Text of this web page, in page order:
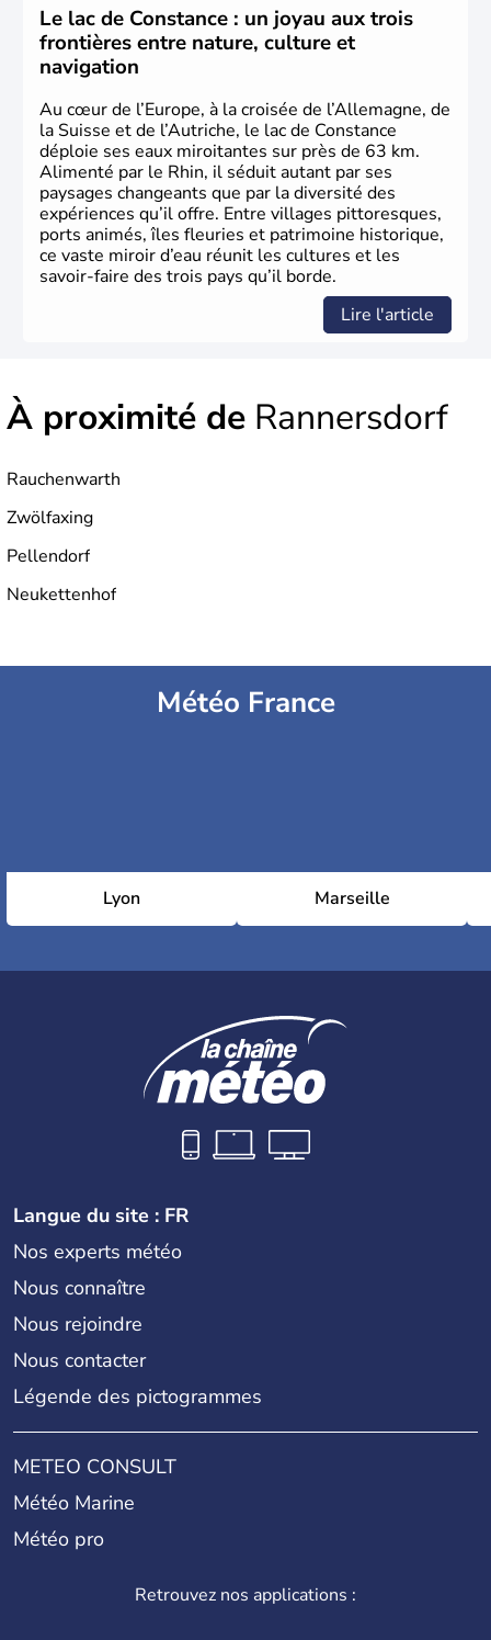
Mozart, Schubert, le psychanalyste Freud, Romy
Schneider, Arnold Schwarzenegger, Anton Bruckner,
Gustav Mahler font partie des Autrichiens les plus
marquants de ces dernières décennies.
Le lac de Constance : un joyau aux trois
frontières entre nature, culture et
navigation
Au cœur de l’Europe, à la croisée de l’Allemagne, de
la Suisse et de l’Autriche, le lac de Constance
déploie ses eaux miroitantes sur près de 63 km.
Alimenté par le Rhin, il séduit autant par ses
paysages changeants que par la diversité des
expériences qu’il offre. Entre villages pittoresques,
ports animés, îles fleuries et patrimoine historique,
ce vaste miroir d’eau réunit les cultures et les
savoir-faire des trois pays qu’il borde.
Lire l'article
À proximité de Rannersdorf
Rauchenwarth
Zwölfaxing
Pellendorf
Neukettenhof
Météo France
Lyon Marseille
Langue du site : FR
Nos experts météo
Nous connaître
Nous rejoindre
Nous contacter
Légende des pictogrammes
METEO CONSULT
Météo Marine
Météo pro
Retrouvez nos applications :